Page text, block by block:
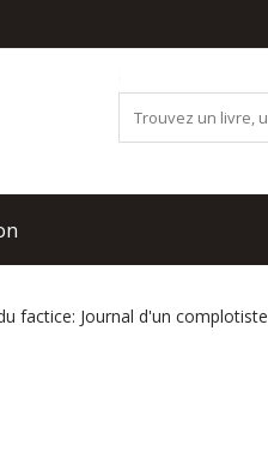
factice: Journal d'un complotiste